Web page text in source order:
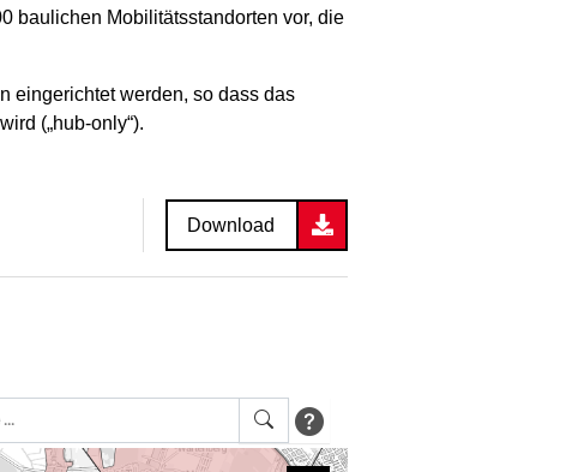
baulichen Mobilitätsstandorten vor, die
eingerichtet werden, so dass das
(„hub-only“).
Download